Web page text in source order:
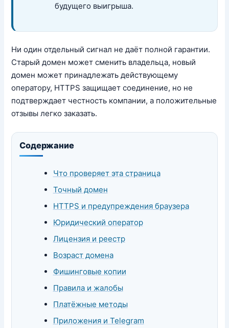
будущего выигрыша.
Ни один отдельный сигнал не даёт полной гарантии.
Старый домен может сменить владельца, новый
домен может принадлежать действующему
оператору, HTTPS защищает соединение, но не
подтверждает честность компании, а положительные
отзывы легко заказать.
Содержание
Что проверяет эта страница
Точный домен
HTTPS и предупреждения браузера
Юридический оператор
Лицензия и реестр
Возраст домена
Фишинговые копии
Правила и жалобы
Платёжные методы
Приложения и Telegram